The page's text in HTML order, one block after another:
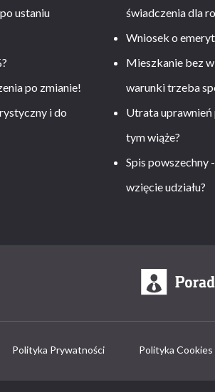
ustaniu
po zmianie!
i do
świadczenia dla
Wniosek o
Mieszkanie bez
warunki trzeba
Utrata uprawnień
tym wiąże?
Spis powszechny
wzięcie udziału?
Polityka Prywatności Polityka Cookies